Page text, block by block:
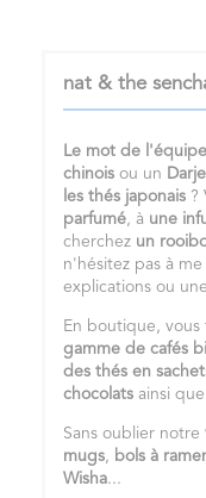
nat & the
Le mot de
chinois ou un
les thés japonais ?
parfumé, à une
cherchez un
n'hésitez pas à
explications ou
En boutique,
gamme de cafés
des thés en
chocolats ainsi
Sans oublier notre
mugs, bols à
Wisha...